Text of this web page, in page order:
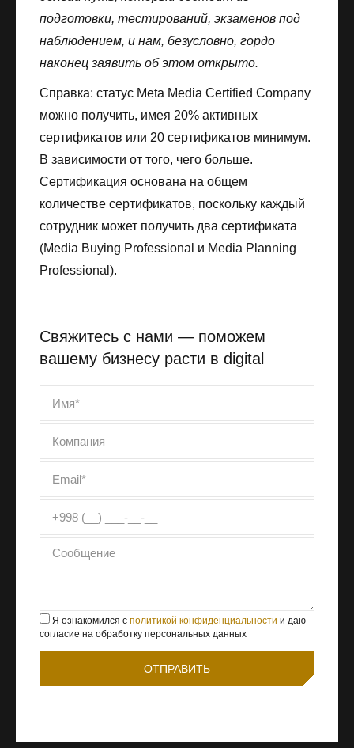
подготовки, тестирований, экзаменов под
наблюдением, и нам, безусловно, гордо
наконец заявить об этом открыто.
Справка: статус Meta Media Certified Company
можно получить, имея 20% активных
сертификатов или 20 сертификатов минимум.
В зависимости от того, чего больше.
Сертификация основана на общем
количестве сертификатов, поскольку каждый
сотрудник может получить два сертификата
(Media Buying Professional и Media Planning
Professional).
Свяжитесь с нами — поможем
вашему бизнесу расти в digital
Я ознакомился с политикой конфиденциальности и даю
согласие на обработку персональных данных